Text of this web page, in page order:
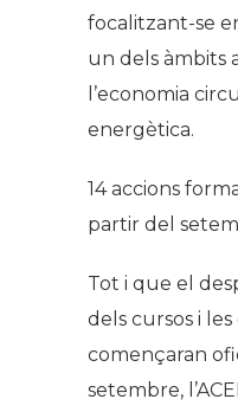
focalitzant-se
un dels àmbits
l’economia
energètica.
14 accions
partir del
Tot i que el
dels cursos i les
començaran
setembre,